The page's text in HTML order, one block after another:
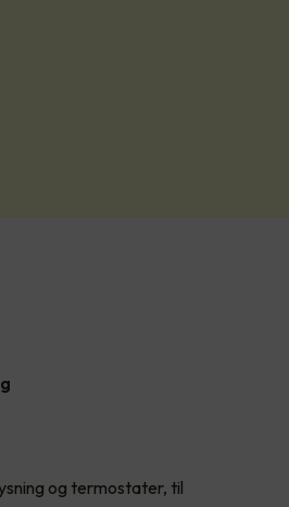
og termostater, til